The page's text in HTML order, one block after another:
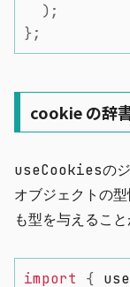
) ;
};
cookie の辞
useCookiesの
オブジェクトの
も型を与えること
import {